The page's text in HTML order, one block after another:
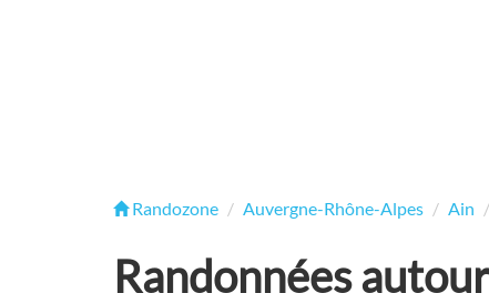
Randozone Auvergne-Rhône-Alpes Ain
Randonnées